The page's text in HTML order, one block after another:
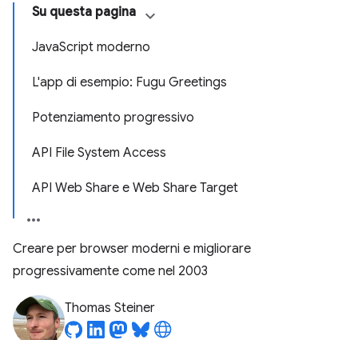
Su questa pagina
JavaScript moderno
L'app di esempio: Fugu Greetings
Potenziamento progressivo
API File System Access
API Web Share e Web Share Target
Creare per browser moderni e migliorare
progressivamente come nel 2003
Thomas Steiner